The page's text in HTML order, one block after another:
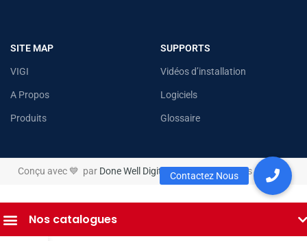
SITE MAP
VIGI
A Propos
Produits
SUPPORTS
Vidéos d’installation
Logiciels
Glossaire
Conçu avec 💙 par Done Well Digital © 2026 Tous droits réservés